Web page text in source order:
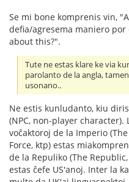
Se mi bone komprenis vin,
defia/agresema maniero
about this?".
Tute ne estas klare ke via
parolanto de la angla,
usonano..
Ne estis kunludanto, kiu
(NPC, non-player character).
voĉaktoroj de la Imperio
Force, ktp) estas
de la Repuliko (The
estas ĉefe US'anoj. Inter la